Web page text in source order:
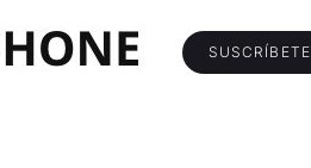
SUSCRÍBETE